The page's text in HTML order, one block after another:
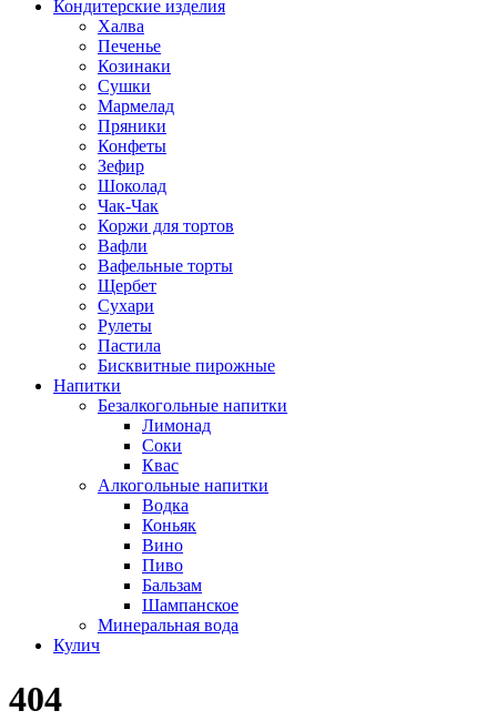
Кондитерские изделия
Халва
Печенье
Козинаки
Сушки
Мармелад
Пряники
Конфеты
Зефир
Шоколад
Чак-Чак
Коржи для тортов
Вафли
Вафельные торты
Щербет
Сухари
Рулеты
Пастила
Бисквитные пирожные
Напитки
Безалкогольные напитки
Лимонад
Соки
Квас
Алкогольные напитки
Водка
Коньяк
Вино
Пиво
Бальзам
Шампанское
Минеральная вода
Кулич
404